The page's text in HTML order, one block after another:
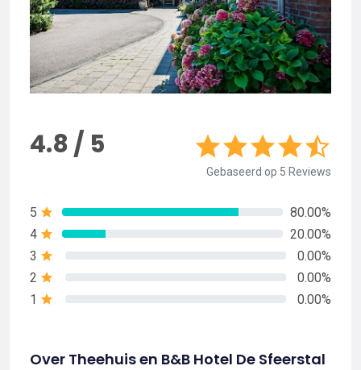
4.8 / 5
Gebaseerd op 5 Reviews
5
80.00%
4
20.00%
3
0.00%
2
0.00%
1
0.00%
Over Theehuis en B&B Hotel De Sfeerstal